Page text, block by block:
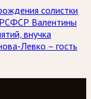
солистки
РСФСР Валентины
внучка
Левко – гость